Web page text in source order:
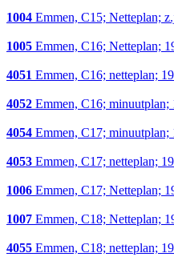
1004 Emmen, C15; Netteplan;
1005 Emmen, C16; Netteplan;
4051 Emmen, C16; netteplan;
4052 Emmen, C16; minuutplan;
4054 Emmen, C17; minuutplan;
4053 Emmen, C17; netteplan;
1006 Emmen, C17; Netteplan;
1007 Emmen, C18; Netteplan;
4055 Emmen, C18; netteplan;